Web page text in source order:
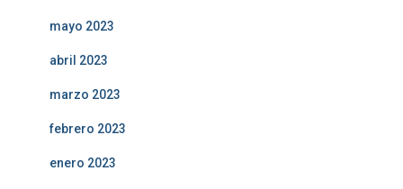
mayo 2023
abril 2023
marzo 2023
febrero 2023
enero 2023